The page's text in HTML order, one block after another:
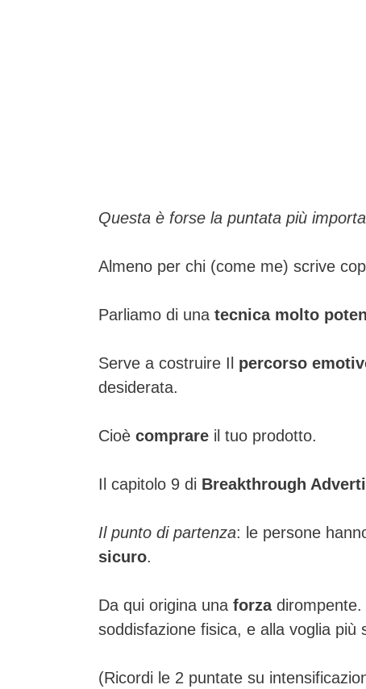
Questa è forse la puntata più
Almeno per chi (come me) scrive
Parliamo di una tecnica molto
Serve a costruire Il percorso
desiderata.
Cioè comprare il tuo prodotto.
Il capitolo 9 di Breakthrough
Il punto di partenza: le persone
sicuro.
Da qui origina una forzadirompente.
soddisfazione fisica, e alla voglia più
(Ricordi le 2 puntate su